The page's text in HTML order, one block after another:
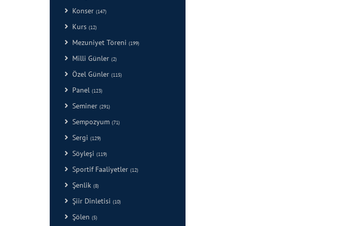
Konser (147)
Kurs (12)
Mezuniyet Töreni (199)
Milli Günler (2)
Özel Günler (115)
Panel (123)
Seminer (291)
Sempozyum (71)
Sergi (129)
Söyleşi (119)
Sportif Faaliyetler (12)
Şenlik (8)
Şiir Dinletisi (10)
Şölen (5)